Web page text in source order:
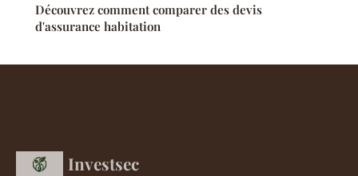
Découvrez comment comparer des devis
d'assurance habitation
Investsec